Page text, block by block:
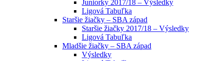
Juniorky 2017/18 – Výsledky
Ligová Tabuľka
Staršie žiačky – SBA západ
Staršie žiačky 2017/18 – Výsledky
Ligová Tabuľka
Mladšie žiačky – SBA západ
Výsledky